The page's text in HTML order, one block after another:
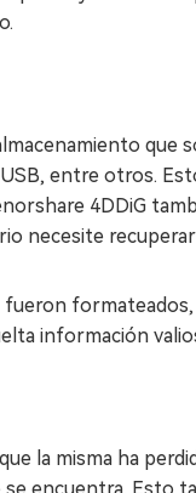
que
entre otros.
4DDiG
necesite
información
la misma ha